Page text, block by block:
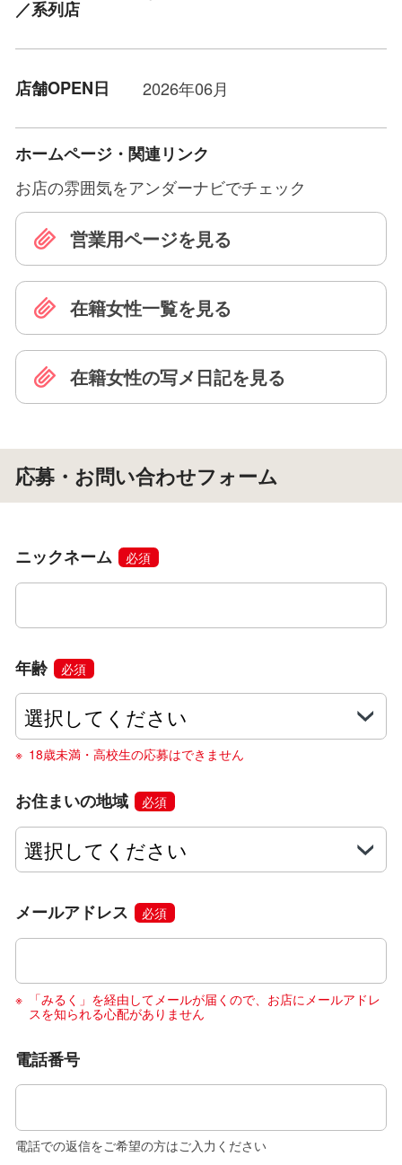
／系列店
店舗OPEN日 2026年06月
ホームページ・関連リンク
お店の雰囲気をアンダーナビでチェック
営業用ページを見る
在籍女性一覧を見る
在籍女性の写メ日記を見る
応募・お問い合わせフォーム
ニックネーム 必須
年齢 必須
18歳未満・高校生の応募はできません
お住まいの地域 必須
メールアドレス 必須
「みるく」を経由してメールが届くので、お店にメールアドレ
スを知られる心配がありません
電話番号
電話での返信をご希望の方はご入力ください